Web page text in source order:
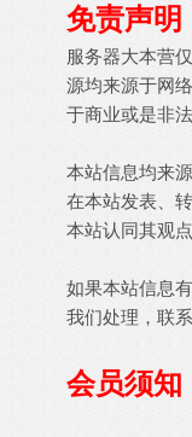
免责声明
服务器大本营
源均来源于网
于商业或是非
本站信息均来
在本站发表、
本站认同其观点
如果本站信息
我们处理，联
会员须知